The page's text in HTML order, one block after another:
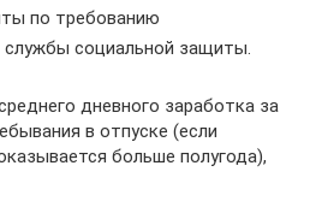
по требованию
службы социальной защиты.
дневного заработка за
в отпуске (если
больше полугода),